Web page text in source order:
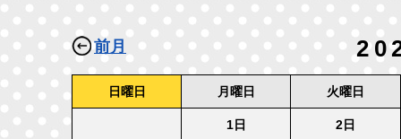
前月
日曜日 月曜日 火曜日
1日 2日